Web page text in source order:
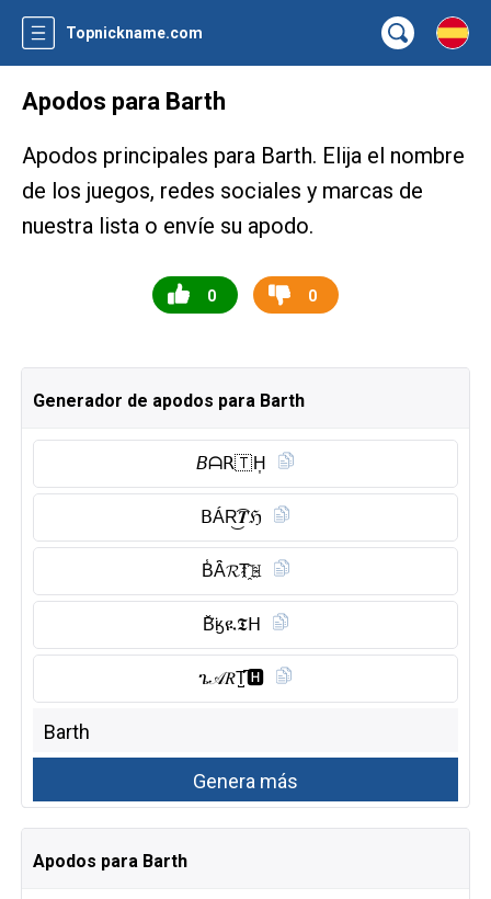
Topnickname.com
Apodos para Barth
Apodos principales para Barth. Elija el nombre
de los juegos, redes sociales y marcas de
nuestra lista o envíe su apodo.
0 0
Generador de apodos para Barth
𝘉ᗩ𝖱🇹 H͎
𝖡ÁR͜͡𝑻ℌ
B̾Ȃ̈𝓡T҈𝙷
B̆̈ӄዪ𝕿ᕼ
ጌ𝒜𝑅T̺͆🅷︎
Apodos para Barth